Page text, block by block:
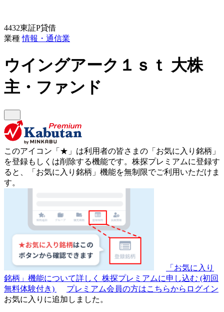
4432東証P貸借
業種情報・通信業
ウイングアーク１ｓｔ 大株
主・ファンド
このアイコン 「★」 は利用者の皆さまの 「お気に入り銘柄」
を登録もしくは削除する機能です。 株探プレミアムに登録す
ると、「お気に入り銘柄」機能を無制限でご利用いただけま
す。
「お気に入り
銘柄」機能について詳しく 株探プレミアムに申し込む (初回
無料体験付き)
プレミアム会員の方はこちらからログイン
お気に入りに追加しました。